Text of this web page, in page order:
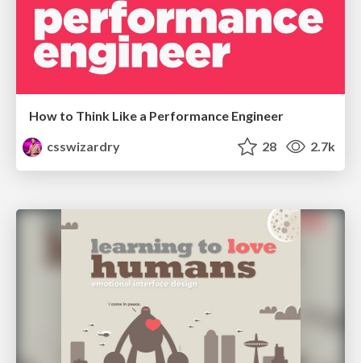
How to Think Like a Performance Engineer
csswizardry
28 2.7k